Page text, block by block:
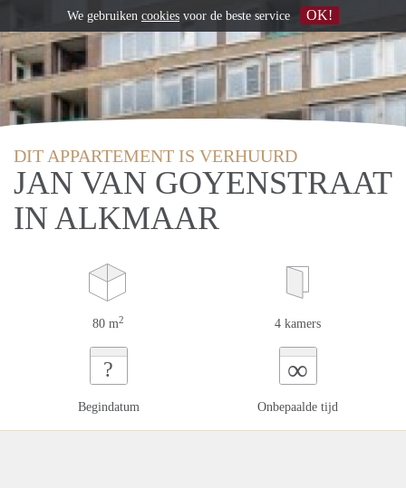
DIT APPARTEMENT IS VERHUURD
JAN VAN GOYENSTRAAT
IN ALKMAAR
80 m2 4 kamers
?
Begindatum
∞
Onbepaalde tijd
We gebruiken cookies voor de beste service OK!